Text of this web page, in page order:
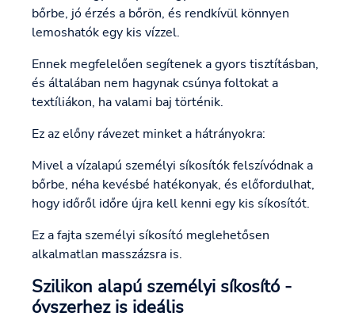
bőrbe, jó érzés a bőrön, és rendkívül könnyen
lemoshatók egy kis vízzel.
Ennek megfelelően segítenek a gyors tisztításban,
és általában nem hagynak csúnya foltokat a
textíliákon, ha valami baj történik.
Ez az előny rávezet minket a hátrányokra:
Mivel a vízalapú személyi síkosítók felszívódnak a
bőrbe, néha kevésbé hatékonyak, és előfordulhat,
hogy időről időre újra kell kenni egy kis síkosítót.
Ez a fajta személyi síkosító meglehetősen
alkalmatlan masszázsra is.
Szilikon alapú személyi síkosító -
óvszerhez is ideális